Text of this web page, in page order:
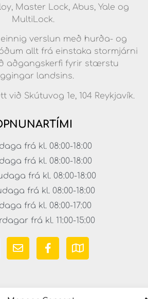
Master Lock, Abus, Yale og
MultiLock.
verslun með hurða- og
allt frá einstaka stormjárni
aðgangskerfi fyrir stærstu
landsins.
við Skútuvog 1e, 104 Reykjavík.
frá kl. 08:00-18:00
frá kl. 08:00-18:00
frá kl. 08:00-18:00
frá kl. 08:00-18:00
frá kl. 08:00-17:00
frá kl. 11:00-15:00